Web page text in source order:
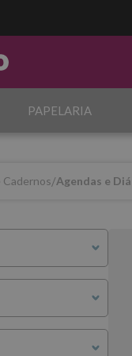
PAPELARIA
Cadernos Agendas e